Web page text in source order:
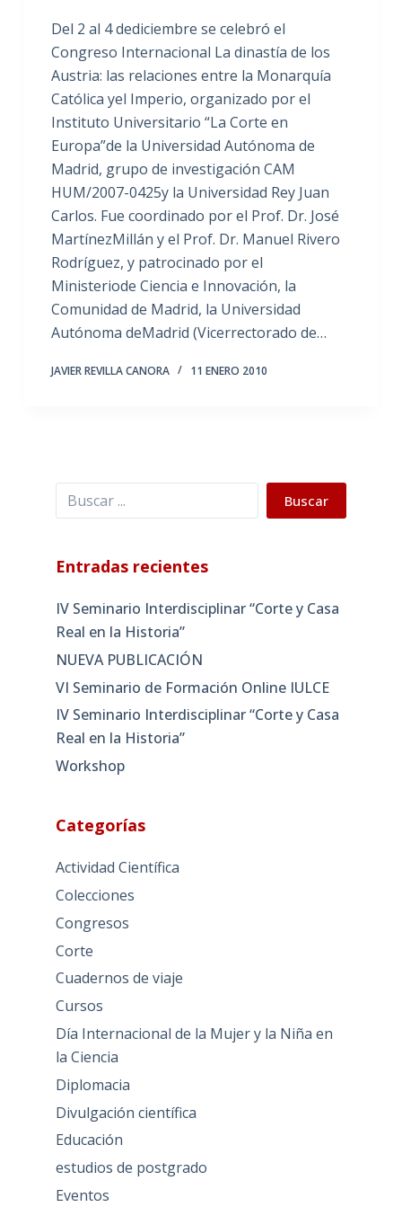
Del 2 al 4 dediciembre se celebró el
Congreso Internacional La dinastía de los
Austria: las relaciones entre la Monarquía
Católica yel Imperio, organizado por el
Instituto Universitario “La Corte en
Europa”de la Universidad Autónoma de
Madrid, grupo de investigación CAM
HUM/2007-0425y la Universidad Rey Juan
Carlos. Fue coordinado por el Prof. Dr. José
MartínezMillán y el Prof. Dr. Manuel Rivero
Rodríguez, y patrocinado por el
Ministeriode Ciencia e Innovación, la
Comunidad de Madrid, la Universidad
Autónoma deMadrid (Vicerrectorado de…
JAVIER REVILLA CANORA 11 ENERO 2010
Buscar Buscar
Entradas recientes
IV Seminario Interdisciplinar “Corte y Casa
Real en la Historia”
NUEVA PUBLICACIÓN
VI Seminario de Formación Online IULCE
IV Seminario Interdisciplinar “Corte y Casa
Real en la Historia”
Workshop
Categorías
Actividad Científica
Colecciones
Congresos
Corte
Cuadernos de viaje
Cursos
Día Internacional de la Mujer y la Niña en
la Ciencia
Diplomacia
Divulgación científica
Educación
estudios de postgrado
Eventos